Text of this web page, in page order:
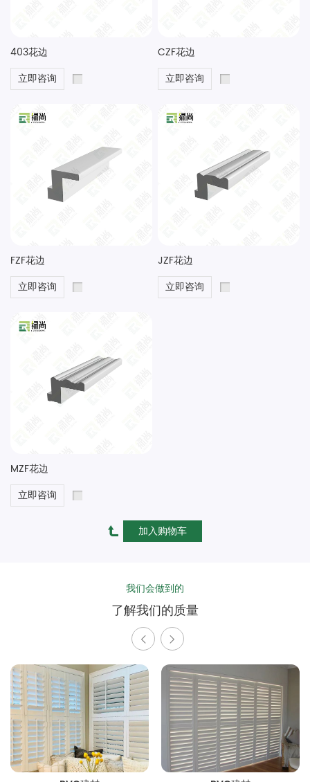
403花边
立即咨询
CZF花边
立即咨询
FZF花边
立即咨询
JZF花边
立即咨询
MZF花边
立即咨询
我们会做到的
了解我们的质量